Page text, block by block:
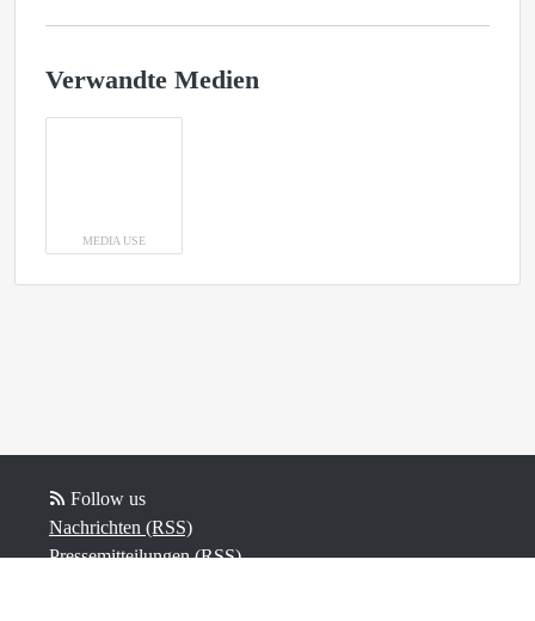
Verwandte Medien
MEDIA USE
Follow us
Nachrichten (RSS)
Pressemitteilungen (RSS)